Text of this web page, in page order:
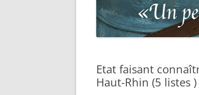
Etat faisant
Haut-Rhin (5 listes